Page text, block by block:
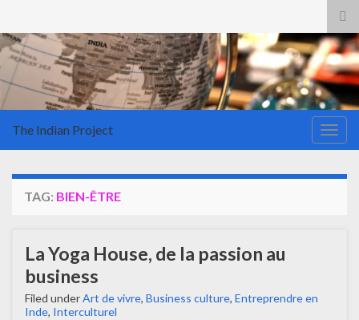
The Indian Project
TAG: BIEN-ÊTRE
La Yoga House, de la passion au
business
Filed underArt de vivre, Business culture, Entreprendre en
Inde, Interculturel